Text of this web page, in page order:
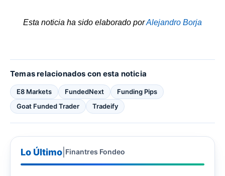
Esta noticia ha sido elaborado porAlejandro Borja
Temas relacionados con esta noticia
E8 Markets FundedNext
Funding Pips
Goat Funded Trader
Tradeify
Lo Último Finantres Fondeo